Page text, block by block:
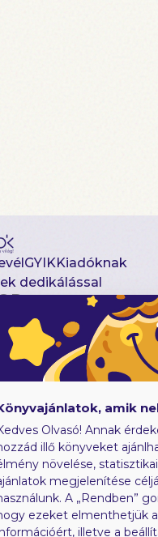
GYIKKiadóknak
dedikálással
toplista
jog fenntartva.
amik
Olvasó! Annak
illő könyveket
növelése,
megjelenítése
A „Rendben”
ezeket elmenthetjük
illetve a